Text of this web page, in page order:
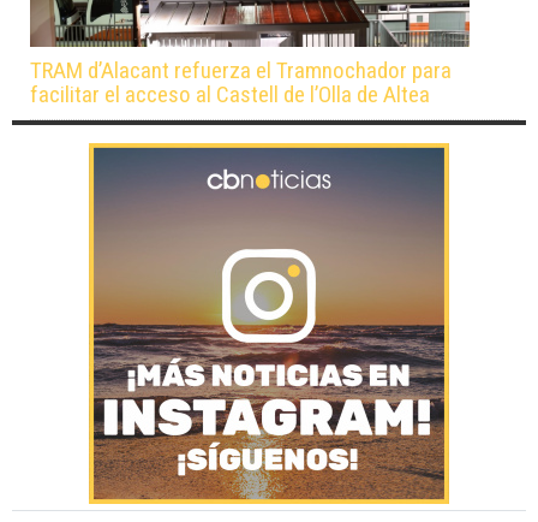
TRAM d’Alacant refuerza el Tramnochador para
facilitar el acceso al Castell de l’Olla de Altea